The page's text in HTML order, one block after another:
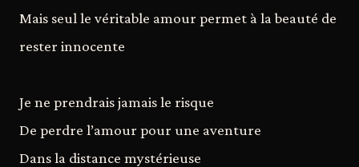
Mais seul le véritable amour permet à la beauté de
rester innocente
Je ne prendrais jamais le risque
De perdre l’amour pour une aventure
Dans la distance mystérieuse